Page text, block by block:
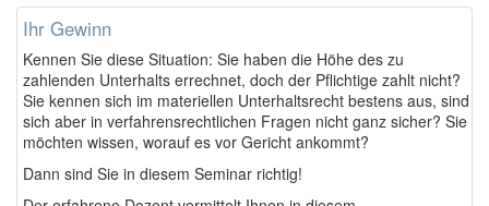
Ihr Gewinn
Kennen Sie diese Situation: Sie haben die Höhe des zu
zahlenden Unterhalts errechnet, doch der Pflichtige zahlt nicht?
Sie kennen sich im materiellen Unterhaltsrecht bestens aus, sind
sich aber in verfahrensrechtlichen Fragen nicht ganz sicher? Sie
möchten wissen, worauf es vor Gericht ankommt?
Dann sind Sie in diesem Seminar richtig!